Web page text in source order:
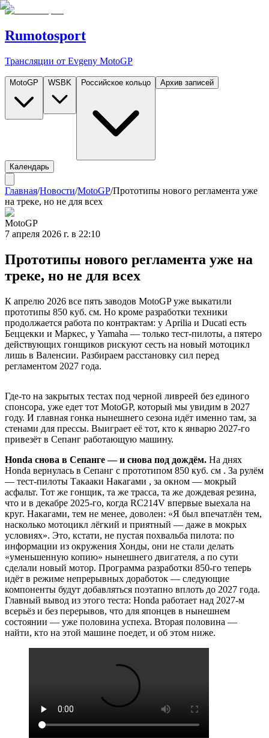
Rumotosport
Трансляции от Evgeny MotoGP
MotoGP WSBK Российское кольцо Архив записей
Календарь
Главная/Новости/MotoGP/Прототипы нового регламента уже
на треке, но не для всех
MotoGP
7 апреля 2026 г. в 22:10
Прототипы нового регламента уже на
треке, но не для всех
К апрелю 2026 все пять заводов MotoGP уже выкатили
прототипы 850 куб. см. Но кроме разработки техники
продолжается работа по контрактам: у Aprilia и Ducati есть
Беццекки и Маркес, у Yamaha — только тест-пилоты, а пятеро
действующих гонщиков рискуют сесть на новый мотоцикл
лишь в Валенсии. Разбираем расстановку сил перед
регламентом 2027 года.
Где-то на закрытых тестах под черной ливреей без единого
спонсора, уже едет тот MotoGP, который мы увидим в 2027
году. И главная гонка нынешнего сезона идёт именно там, за
стенами для прессы. Выиграет её тот, кто к январю 2027-го
привезёт в Сепанг работающую машину.
Honda снова в Сепанге — и снова под дождём. На днях
Honda вернулась в Сепанг с прототипом 850 куб. см . За рулём
— тест-пилоты Такааки Накагами , за окном — мокрый
асфальт. Тот же гонщик, та же трасса, та же дождевая резина,
что и в декабре 2025-го, когда RC214V впервые выехала на
круг. Накагами, тем не менее, доволен: «Я был впечатлён тем,
насколько мотоцикл лёгкий и приятный — даже в мокрых
условиях». Это, кстати, не пустая похвальба пилота: по
информации из окружения Хонды, они не стали делать
«уменьшенную копию» нынешнего двигателя, а по сути
сделали новый мотор. Программа разработки 850-го теперь
идёт в режиме непрерывных доработок — следующие
компоненты будут добавляться поэтапно вплоть до 2027 года.
Главный вывод из этого теста: Honda работает над 2027-м
всерьёз и без перерывов, что для японцев в нынешнем
состоянии — уже половина успеха. Вторая половина —
найти, кто на этой машине поедет, и об этом ниже.